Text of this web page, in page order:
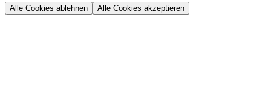
Alle Cookies ablehnen Alle Cookies akzeptieren